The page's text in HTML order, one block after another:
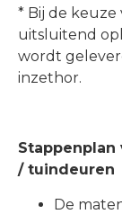
* Bij de keuze
uitsluitend
wordt
inzethor.
/ tuindeuren
De